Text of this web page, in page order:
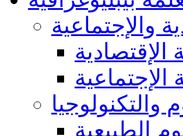
والإجتماعية
الإقتصادية
الإجتماعية
والتكنولوجيا
الطبيعية